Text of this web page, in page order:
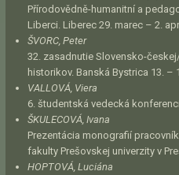
Přírodovědně-humanitní a
Liberci. Liberec 29. marec – 2.
ŠVORC, Peter
32. zasadnutie Slovensko-
historikov. Banská Bystrica 13. –
VALLOVÁ, Viera
6. študentská vedecká
ŠKULECOVÁ, Ivana
Prezentácia monografií
fakulty Prešovskej univerzity v
HOPTOVÁ, Luciána